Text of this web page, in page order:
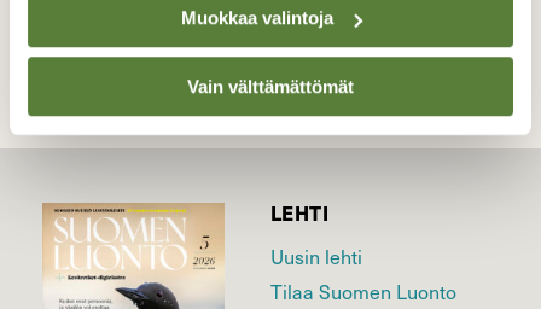
Muokkaa valintoja
Vain välttämättömät
LEHTI
Uusin lehti
Tilaa Suomen Luonto